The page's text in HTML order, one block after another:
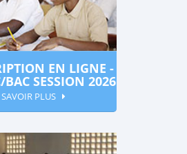
EN LIGNE -
BAC SESSION 2026
PLUS